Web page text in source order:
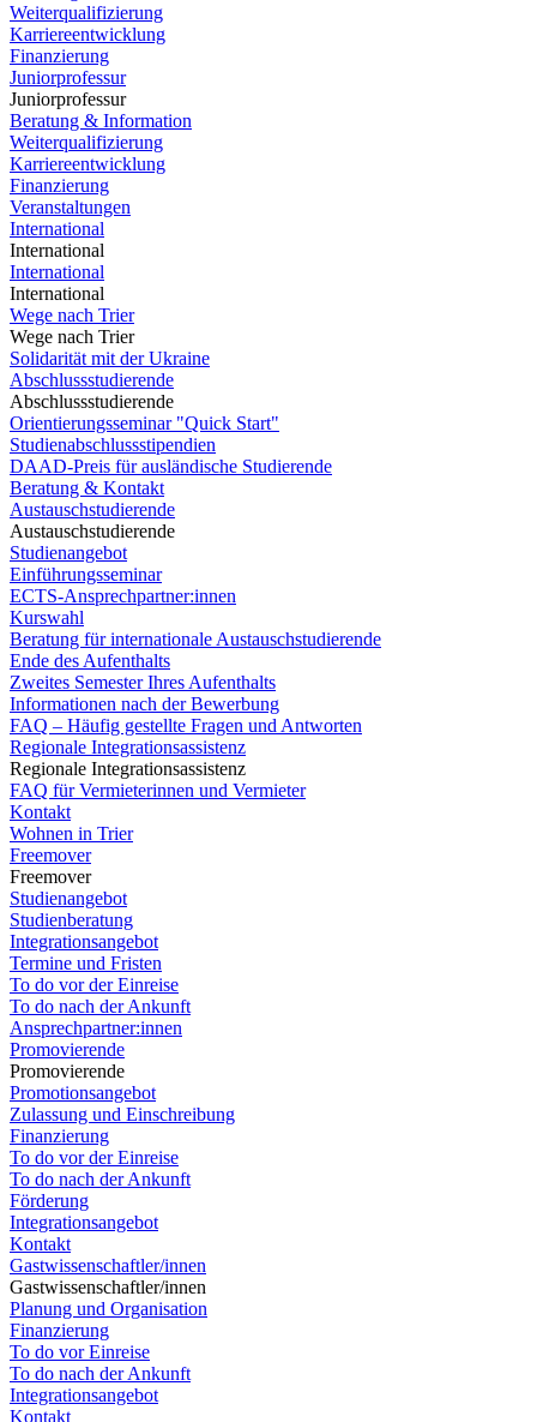
Weiterqualifizierung
Karriereentwicklung
Finanzierung
Juniorprofessur
Juniorprofessur
Beratung & Information
Weiterqualifizierung
Karriereentwicklung
Finanzierung
Veranstaltungen
International
International
International
International
Wege nach Trier
Wege nach Trier
Solidarität mit der Ukraine
Abschlussstudierende
Abschlussstudierende
Orientierungsseminar "Quick Start"
Studienabschlussstipendien
DAAD-Preis für ausländische Studierende
Beratung & Kontakt
Austauschstudierende
Austauschstudierende
Studienangebot
Einführungsseminar
ECTS-Ansprechpartner:innen
Kurswahl
Beratung für internationale Austauschstudierende
Ende des Aufenthalts
Zweites Semester Ihres Aufenthalts
Informationen nach der Bewerbung
FAQ – Häufig gestellte Fragen und Antworten
Regionale Integrationsassistenz
Regionale Integrationsassistenz
FAQ für Vermieterinnen und Vermieter
Kontakt
Wohnen in Trier
Freemover
Freemover
Studienangebot
Studienberatung
Integrationsangebot
Termine und Fristen
To do vor der Einreise
To do nach der Ankunft
Ansprechpartner:innen
Promovierende
Promovierende
Promotionsangebot
Zulassung und Einschreibung
Finanzierung
To do vor der Einreise
To do nach der Ankunft
Förderung
Integrationsangebot
Kontakt
Gastwissenschaftler/innen
Gastwissenschaftler/innen
Planung und Organisation
Finanzierung
To do vor Einreise
To do nach der Ankunft
Integrationsangebot
Kontakt